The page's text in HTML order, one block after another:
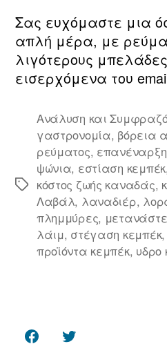
Σας ευχόμαστε μια
απλή μέρα, με
λιγότερους
εισερχόμενα του
Ετικέτες
Ανάλυση και
γαστρονομία, βόρεια
ρεύματος, επανέναρξη
ψώνια, εστίαση κεμπέκ,
κόστος ζωής καναδάς,
Λαβάλ, λαναδιέρ,
πλημμύρες,
λάιμ, στέγαση κεμπέκ,
προϊόντα κεμπέκ, υδρο
FacebookTwitter